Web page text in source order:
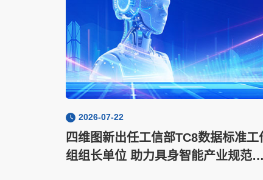
2026-07-22
四维图新出任工信部TC8数据标准工
组组长单位 助力具身智能产业规范化